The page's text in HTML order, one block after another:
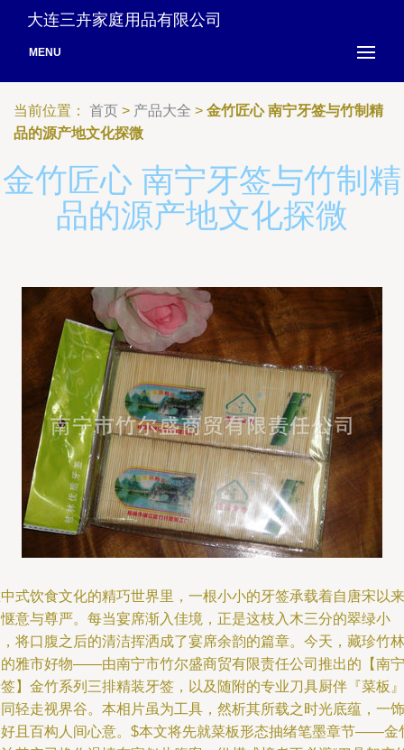
大连三卉家庭用品有限公司
MENU
当前位置： 首页 > 产品大全 > 金竹匠心 南宁牙签与竹制精
品的源产地文化探微
金竹匠心 南宁牙签与竹制精
品的源产地文化探微
式饮食文化的精巧世界里，一根小小的牙签承载着自唐宋以来
意与尊严。每当宴席渐入佳境，正是这枝入木三分的翠绿小
将口腹之后的清洁挥洒成了宴席余韵的篇章。今天，藏珍竹林
雅市好物——由南宁市竹尔盛商贸有限责任公司推出的【南宁
】金竹系列三排精装牙签，以及随附的专业刀具厨伴『菜板』
轻走视界谷。本相片虽为工具，然析其所载之时光底蕴，一饰
且百构人间心意。$本文将先就菜板形态抽绪笔墨章节——金